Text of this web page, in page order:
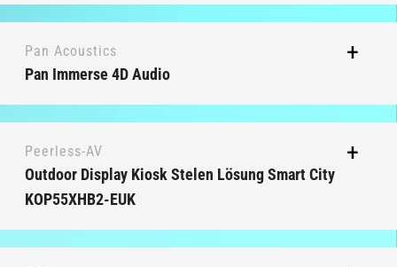
Pan Acoustics
Pan Immerse 4D Audio
Peerless-AV
Outdoor Display Kiosk Stelen Lösung Smart City
KOP55XHB2-EUK